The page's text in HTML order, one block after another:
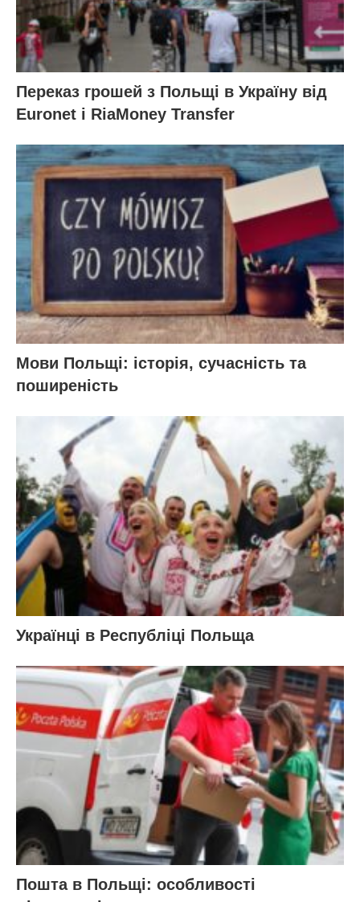
Переказ грошей з Польщі в Україну від
Euronet і RiaMoney Transfer
Мови Польщі: історія, сучасність та
поширеність
Українці в Республіці Польща
Пошта в Польщі: особливості